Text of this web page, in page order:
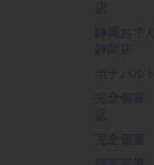
店
静岡お
静岡店
ボナパル
完全個室
店
完全個室